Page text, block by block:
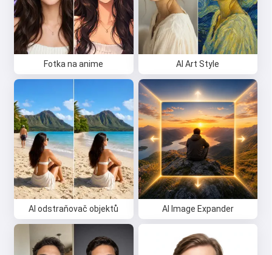
Fotka na anime AI Art Style
AI odstraňovač objektů AI Image Expander